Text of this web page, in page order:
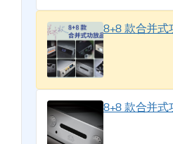
8+8 款合并式
8+8 款合并式